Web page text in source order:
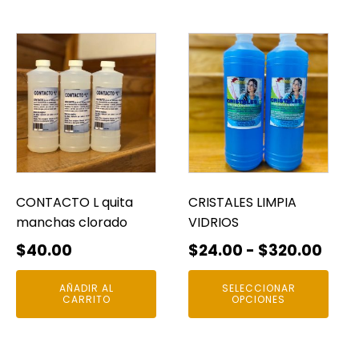
CONTACTO L quita
manchas clorado
$40.00
AÑADIR AL
CARRITO
CRISTALES LIMPIA
VIDRIOS
$24.00 - $320.00
de
SELECCIONAR
OPCIONES
Este
producto
tiene
múltiples
variantes.
Las
opciones
pueden
elegir
en
la
página
producto